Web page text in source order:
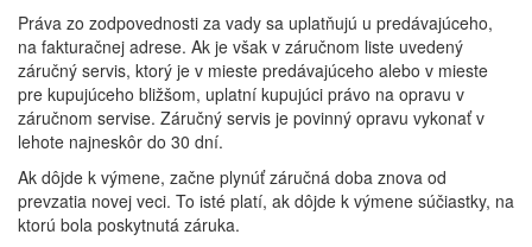
Práva zo zodpovednosti za vady sa uplatňujú u predávajúceho,
na fakturačnej adrese. Ak je však v záručnom liste uvedený
záručný servis, ktorý je v mieste predávajúceho alebo v mieste
pre kupujúceho bližšom, uplatní kupujúci právo na opravu v
záručnom servise. Záručný servis je povinný opravu vykonať v
lehote najneskôr do 30 dní.
Ak dôjde k výmene, začne plynúť záručná doba znova od
prevzatia novej veci. To isté platí, ak dôjde k výmene súčiastky, na
ktorú bola poskytnutá záruka.